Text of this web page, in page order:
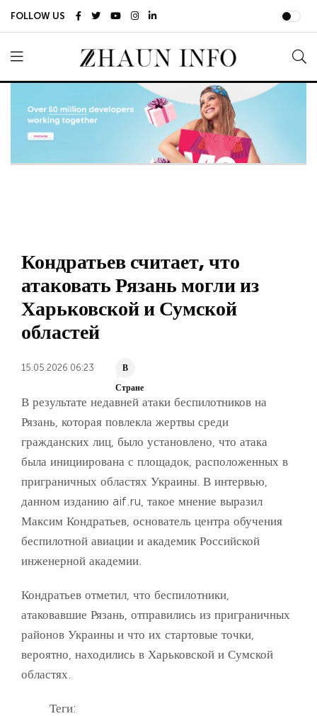
FOLLOW US
Кондратьев считает, что
атаковать Рязань могли из
Харьковской и Сумской
областей
15.05.2026 06:23
В
Стране
В результате недавней атаки беспилотников на
Рязань, которая повлекла жертвы среди
гражданских лиц, было установлено, что атака
была инициирована с площадок, расположенных в
приграничных областях Украины. В интервью,
данном изданию aif.ru, такое мнение выразил
Максим Кондратьев, основатель центра обучения
беспилотной авиации и академик Российской
инженерной академии.
Кондратьев отметил, что беспилотники,
атаковавшие Рязань, отправились из приграничных
районов Украины и что их стартовые точки,
вероятно, находились в Харьковской и Сумской
областях.
Теги: